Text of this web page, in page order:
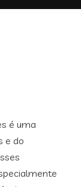
é uma
e do